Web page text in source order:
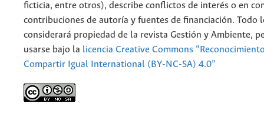
ficticia, entre otros), describe conflictos de interés o en
contribuciones de autoría y fuentes de financiación. Todo
considerará propiedad de la revista Gestión y Ambiente,
usarse bajo la licencia Creative Commons
Compartir Igual International (BY-NC-SA) 4.0”